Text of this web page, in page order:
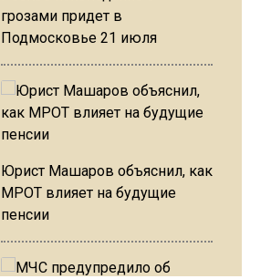
грозами придет в
Подмосковье 21 июля
Юрист Машаров объяснил, как
МРОТ влияет на будущие
пенсии